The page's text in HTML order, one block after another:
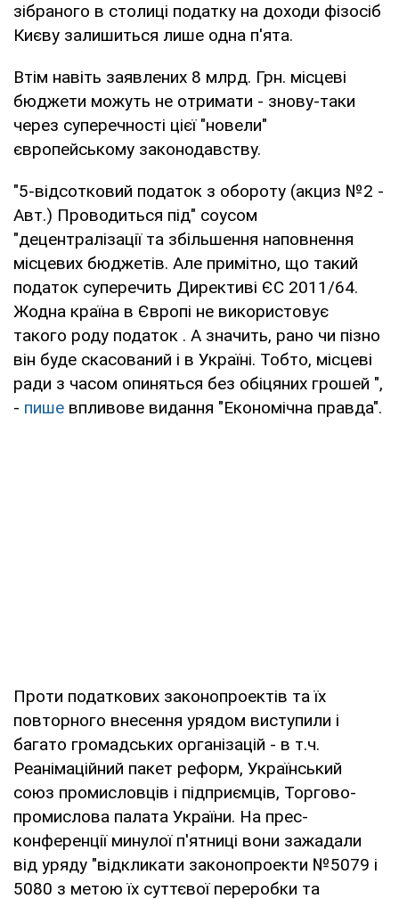
зібраного в столиці податку на доходи фізосіб
Києву залишиться лише одна п'ята.
Втім навіть заявлених 8 млрд. Грн. місцеві
бюджети можуть не отримати - знову-таки
через суперечності цієї "новели"
європейському законодавству.
"5-відсотковий податок з обороту (акциз №2 -
Авт.) Проводиться під" соусом
"децентралізації та збільшення наповнення
місцевих бюджетів. Але примітно, що такий
податок суперечить Директиві ЄС 2011/64.
Жодна країна в Європі не використовує
такого роду податок . А значить, рано чи пізно
він буде скасований і в Україні. Тобто, місцеві
ради з часом опиняться без обіцяних грошей ",
- пише впливове видання "Економічна правда".
Проти податкових законопроектів та їх
повторного внесення урядом виступили і
багато громадських організацій - в т.ч.
Реанімаційний пакет реформ, Український
союз промисловців і підприємців, Торгово-
промислова палата України. На прес-
конференції минулої п'ятниці вони зажадали
від уряду "відкликати законопроекти №5079 і
5080 з метою їх суттєвої переробки та